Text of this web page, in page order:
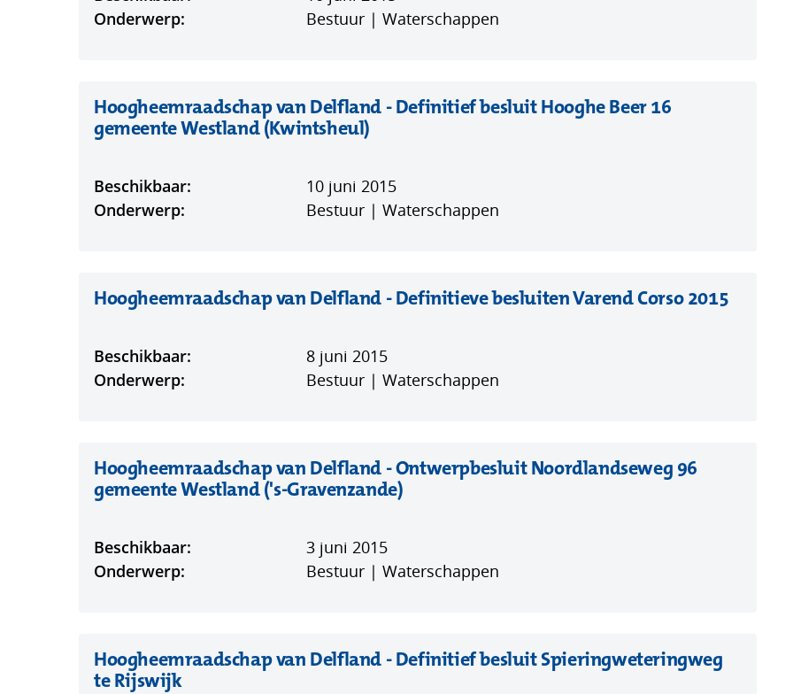
Onderwerp:
Bestuur | Waterschappen
Hoogheemraadschap van Delfland - Definitief besluit Hooghe Beer 16
gemeente Westland (Kwintsheul)
venster)
Beschikbaar:
10 juni 2015
Onderwerp:
Bestuur | Waterschappen
Hoogheemraadschap van Delfland - Definitieve besluiten Varend Corso 2015(opent
Beschikbaar:
8 juni 2015
Onderwerp:
Bestuur | Waterschappen
Hoogheemraadschap van Delfland - Ontwerpbesluit Noordlandseweg 96
gemeente Westland ('s-Gravenzande)(opent
Beschikbaar:
3 juni 2015
Onderwerp:
Bestuur | Waterschappen
Hoogheemraadschap van Delfland - Definitief besluit Spieringweteringweg
te Rijswijk(opent